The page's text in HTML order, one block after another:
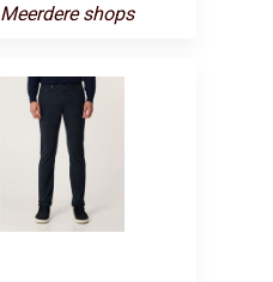
Meerdere shops